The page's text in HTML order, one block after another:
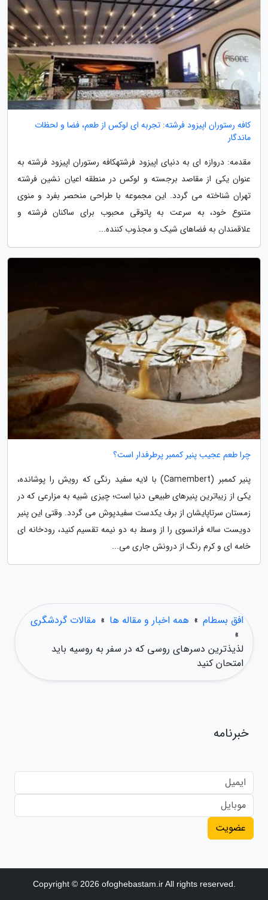
کافه رستوران اپیزود فرشته: تجربه ای لوکس از طعم، فضا و لحظات
ماندگار
مقدمه: دروازه ای به دنیای اپیزود فرشتهکافه رستوران اپیزود فرشته به
عنوان یکی از مقاصد برجسته و لوکس در منطقه اعیان نشین فرشته
تهران شناخته می گردد. این مجموعه با طراحی منحصر بفرد و منوی
متنوع خود، به سرعت به پاتوقی محبوب برای ساکنان فرشته و
علاقمندان به فضاهای شیک و مجذوب کننده...
چرا طعم عجیب پنیر کممبر پرطرفدار است؟
پنیر کممبر (Camembert) با لایه سفید رنگی که رویش را پوشانده،
یکی از زیباترین پنیرهای طبیعی دنیا است؛ چیزی شبیه به مزارعی که در
زمستان سرتاپایشان از برف یکدست سفیدپوش می گردد. وقتی این پنیر
دویست ساله فرانسوی را از وسط به دو نیمه تقسیم کنید، رودخانه ای
خامه ای و کرم رنگ از درونش جاری می...
افق بسطام » همه اخبار و مقاله ها » مقالات گردشگری
»
لذیذترین دسرهای روسی که در سفر به روسیه باید
امتحان کنید
خبرنامه
عضویت
Copyright © 2026 ofoghebastam.ir All rights reserved.